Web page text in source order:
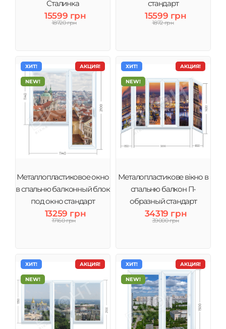
Сталинка
15599 грн
18720 грн
стандарт
15599 грн
1872 грн
АКЦИЯ!
ХИТ!
NEW!
Металлопластиковое окно
в спальню балконный блок
под окно стандарт
13259 грн
17160 грн
АКЦИЯ!
ХИТ!
NEW!
Металопластикове вікно в
спальню балкон П-
образный стандарт
большой
34319 грн
39000 грн
АКЦИЯ!
ХИТ!
NEW!
АКЦИЯ!
ХИТ!
NEW!